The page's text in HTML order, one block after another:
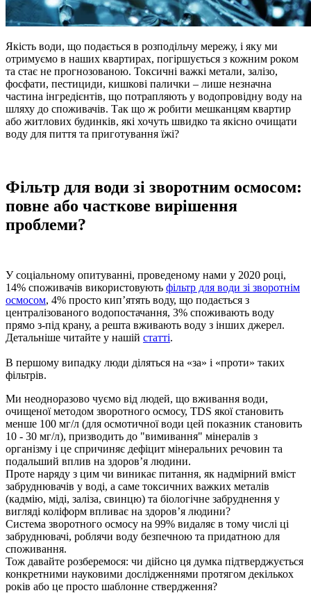
Якість води, що подається в розподільчу мережу, і яку ми
отримуємо в наших квартирах, погіршується з кожним роком
та стає не прогнозованою. Токсичні важкі метали, залізо,
фосфати, пестициди, кишкові палички – лише незначна
частина інгредієнтів, що потрапляють у водопровідну воду на
шляху до споживачів. Так що ж робити мешканцям квартир
або житлових будинків, які хочуть швидко та якісно очищати
воду для пиття та приготування їжі?
Фільтр для води зі зворотним осмосом:
повне або часткове вирішення
проблеми?
У соціальному опитуванні, проведеному нами у 2020 році,
14% споживачів використовують фільтр для води зі зворотнім
осмосом, 4% просто кип’ятять воду, що подається з
централізованого водопостачання, 3% споживають воду
прямо з-під крану, а решта вживають воду з інших джерел.
Детальніше читайте у нашій статті.
В першому випадку люди діляться на «за» і «проти» таких
фільтрів.
Ми неодноразово чуємо від людей, що вживання води,
очищеної методом зворотного осмосу, TDS якої становить
менше 100 мг/л (для осмотичної води цей показник становить
10 - 30 мг/л), призводить до "вимивання" мінералів з
організму і це спричиняє дефіцит мінеральних речовин та
подальший вплив на здоров’я людини.
Проте наряду з цим чи виникає питання, як надмірний вміст
забруднювачів у воді, а саме токсичних важких металів
(кадмію, міді, заліза, свинцю) та біологічне забруднення у
вигляді коліформ впливає на здоров’я людини?
Cистема зворотного осмосу на 99% видаляє в тому числі ці
забруднювачі, роблячи воду безпечною та придатною для
споживання.
Тож давайте розберемося: чи дійсно ця думка підтверджується
конкретними науковими дослідженнями протягом декількох
років або це просто шаблонне ствердження?